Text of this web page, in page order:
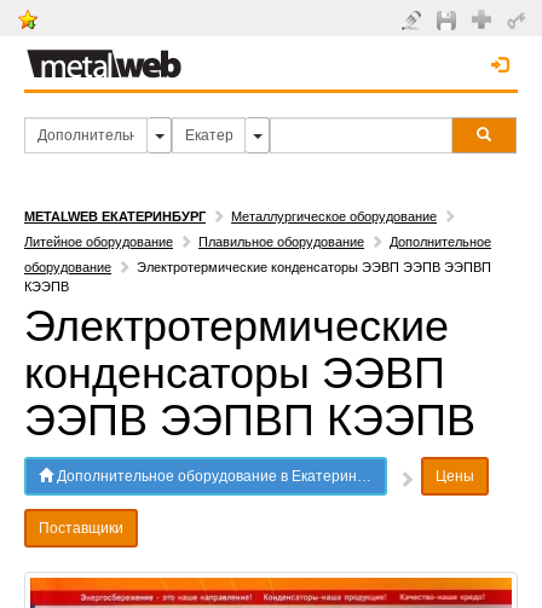
METALWEB ЕКАТЕРИНБУРГ
Металлургическое оборудование
Литейное оборудование
Плавильное оборудование
Дополнительное
оборудование
Электротермические конденсаторы ЭЭВП ЭЭПВ ЭЭПВП
КЭЭПВ
Электротермические
конденсаторы ЭЭВП
ЭЭПВ ЭЭПВП КЭЭПВ
Дополнительное оборудование в Екатеринбурге Цены
Поставщики